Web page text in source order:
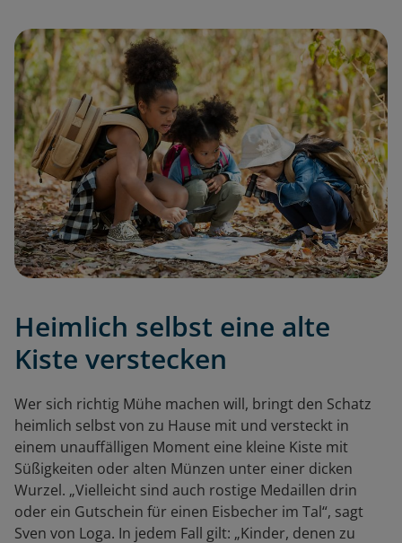
Heimlich selbst eine alte
Kiste verstecken
Wer sich richtig Mühe machen will, bringt den Schatz
heimlich selbst von zu Hause mit und versteckt in
einem unauffälligen Moment eine kleine Kiste mit
Süßigkeiten oder alten Münzen unter einer dicken
Wurzel. „Vielleicht sind auch rostige Medaillen drin
oder ein Gutschein für einen Eisbecher im Tal“, sagt
Sven von Loga. In jedem Fall gilt: „Kinder, denen zu